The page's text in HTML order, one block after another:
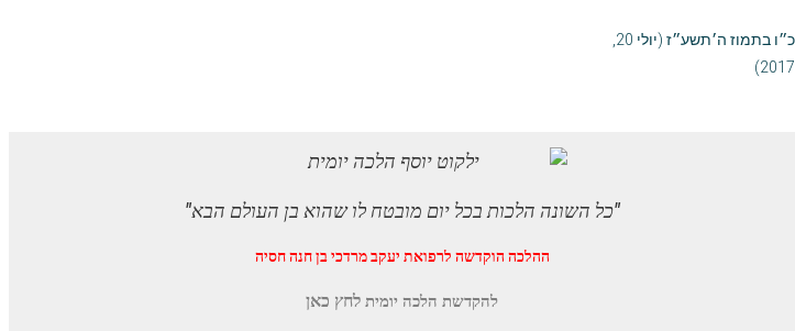
2017)
"כל השונה הלכות בכל יום מובטח לו שהוא בן העולם הבא"
ההלכה הוקדשה לרפואת יעקב מרדכי בן חנה חסיה
להקדשת הלכה יומית לחץ כאן